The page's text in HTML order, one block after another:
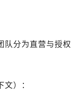
队分为直营与授权
）：